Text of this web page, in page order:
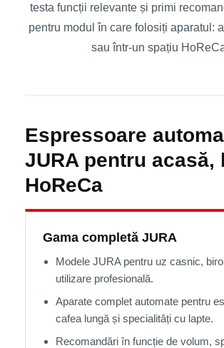
testa funcții relevante și primi
pentru modul în care folosiți aparatul:
sau într-un spațiu
Espressoare
JURA pentru acasă,
HoReCa
Gama completă JURA
Modele JURA pentru uz casnic,
utilizare profesională.
Aparate complet automate pentru
cafea lungă și specialități cu lapte.
Recomandări în funcție de volum,